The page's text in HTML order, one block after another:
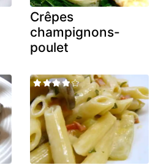
Crêpes
champignons-
poulet